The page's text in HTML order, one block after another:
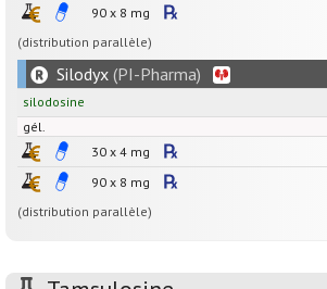
90 x 8 mg
(distribution parallèle)
Silodyx (PI-Pharma)
silodosine
gél.
30 x 4 mg
90 x 8 mg
(distribution parallèle)